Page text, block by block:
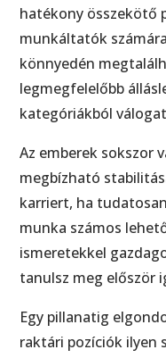
hatékony összekötő
munkáltatók
könnyedén
legmegfelelőbb
kategóriákból
Az emberek sokszor
megbízható
karriert, ha
munka számos
ismeretekkel
tanulsz meg először
Egy pillanatig
raktári pozíciók ilyen